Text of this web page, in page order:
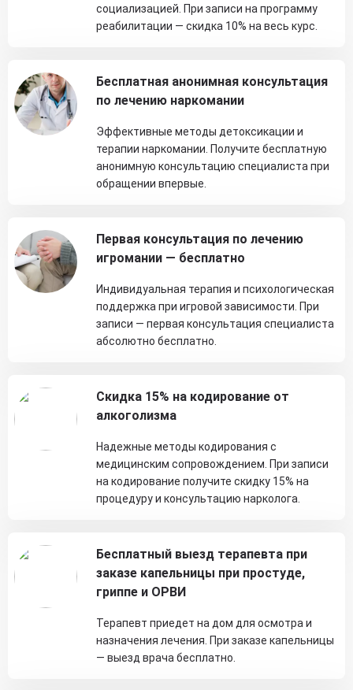
социализацией. При записи на программу
реабилитации — скидка 10% на весь курс.
Бесплатная анонимная консультация
по лечению наркомании
Эффективные методы детоксикации и
терапии наркомании. Получите бесплатную
анонимную консультацию специалиста при
обращении впервые.
Первая консультация по лечению
игромании — бесплатно
Индивидуальная терапия и психологическая
поддержка при игровой зависимости. При
записи — первая консультация специалиста
абсолютно бесплатно.
Скидка 15% на кодирование от
алкоголизма
Надежные методы кодирования с
медицинским сопровождением. При записи
на кодирование получите скидку 15% на
процедуру и консультацию нарколога.
Бесплатный выезд терапевта при
заказе капельницы при простуде,
гриппе и ОРВИ
Терапевт приедет на дом для осмотра и
назначения лечения. При заказе капельницы
— выезд врача бесплатно.